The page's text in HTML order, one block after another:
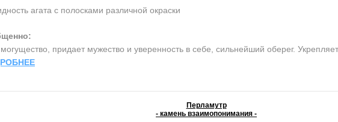
агата с полосками различной окраски
придает мужество и уверенность в себе, сильнейший оберег.
Перламутр
- камень взаимопонимания -